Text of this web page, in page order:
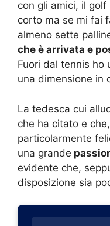
con gli amici, il
corto ma se mi fai
almeno sette
che è arrivata e
Fuori dal tennis ho
una dimensione in
La tedesca cui
che ha citato e
particolarmente
una grande
evidente che,
disposizione sia